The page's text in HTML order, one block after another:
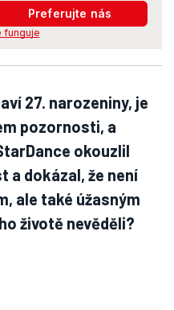
Preferujte nás
funguje
27. narozeniny, je
pozornosti, a
okouzlil
a dokázal, že není
ale také úžasným
životě nevěděli?